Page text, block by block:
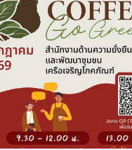
ชรเกษมน่าน ทอดผ้าป่าสามัคคี ณ
ษมน่าน (สำนักงานใหญ่ท่าวังผา) ปี
สรงน้ำองค์พระบรมสารีริกธาตุ 3 แผ่
ดเจดีย์ ต.ดู่ใต้ อ.เมือง จ.น่าน
เทพีสงกรานต์คิมหันต์ฤดู น่านนคร
จัดงาน 14 เมษายน 68 )( LGBTQ )
า #มนตรา #น่านนครา #เมืองเก่ามี